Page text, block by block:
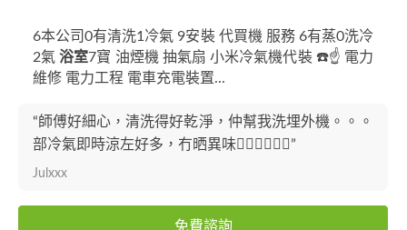
6本公司0有清洗1冷氣 9安裝 代買機 服務 6有蒸0洗冷
2氣浴室7寶 油煙機 抽氣扇 小米冷氣機代裝 ☎️☝️ 電力
維修 電力工程 電車充電裝置...
“師傅好細心，清洗得好乾淨，仲幫我洗埋外機。。。
部冷氣即時涼左好多，冇晒異味👍🏻👍🏻👍🏻”
Julxxx
免費諮詢